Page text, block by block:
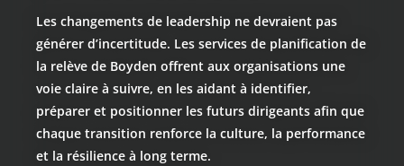
Les changements de leadership ne devraient pas
générer d’incertitude. Les services de planification de
la relève de Boyden offrent aux organisations une
voie claire à suivre, en les aidant à identifier,
préparer et positionner les futurs dirigeants afin que
chaque transition renforce la culture, la performance
et la résilience à long terme.